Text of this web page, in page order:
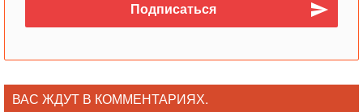
ВАС ЖДУТ В КОММЕНТАРИЯХ.